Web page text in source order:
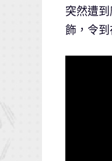
突然遭
飾，令